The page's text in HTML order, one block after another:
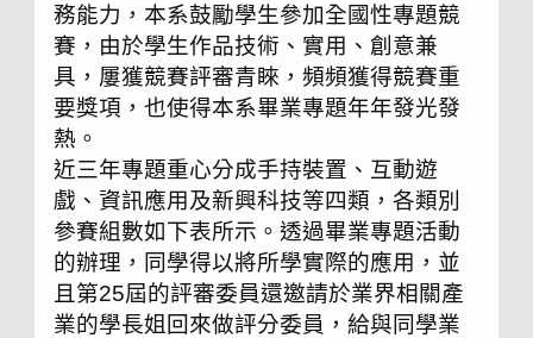
務能力，本系鼓勵學生參加全國性專題競
賽，由於學生作品技術、實用、創意兼
具，屢獲競賽評審青睞，頻頻獲得競賽重
要獎項，也使得本系畢業專題年年發光發
熱。
近三年專題重心分成手持裝置、互動遊
戲、資訊應用及新興科技等四類，各類別
參賽組數如下表所示。透過畢業專題活動
的辦理，同學得以將所學實際的應用，並
且第25屆的評審委員還邀請於業界相關產
業的學長姐回來做評分委員，給與同學業